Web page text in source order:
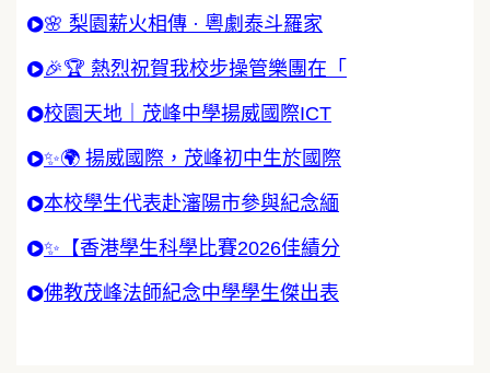
🌸 梨園薪火相傳 · 粵劇泰斗羅家
🎉🏆 熱烈祝賀我校步操管樂團在「
校園天地｜茂峰中學揚威國際ICT
✨🌍 揚威國際，茂峰初中生於國際
本校學生代表赴瀋陽市參與紀念緬
✨【香港學生科學比賽2026佳績分
佛教茂峰法師紀念中學學生傑出表